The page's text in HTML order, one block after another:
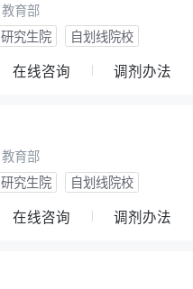
教育部
研究生院 自划线院校
在线咨询 调剂办法
教育部
研究生院 自划线院校
在线咨询 调剂办法